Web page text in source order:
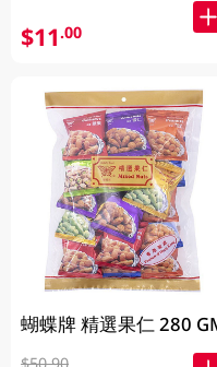
$11.00
蝴蝶牌 精選果仁 280